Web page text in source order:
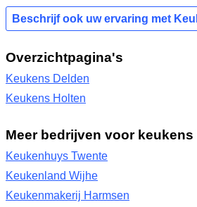
Beschrijf ook uw ervaring met
Overzichtpagina's
Keukens Delden
Keukens Holten
Meer bedrijven voor
Keukenhuys Twente
Keukenland Wijhe
Keukenmakerij Harmsen